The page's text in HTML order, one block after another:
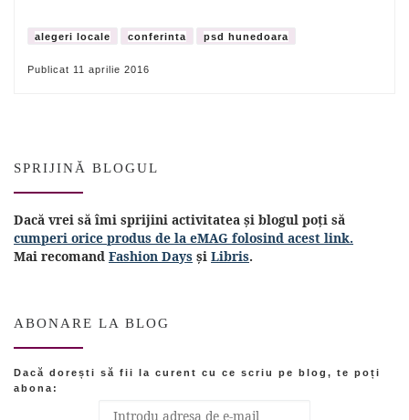
alegeri locale conferinta psd hunedoara
Publicat 11 aprilie 2016
SPRIJINĂ BLOGUL
Dacă vrei să îmi sprijini activitatea și blogul poți să
cumperi orice produs de la eMAG folosind acest link.
Mai recomand Fashion Days și Libris.
ABONARE LA BLOG
Dacă dorești să fii la curent cu ce scriu pe blog, te poți
abona: